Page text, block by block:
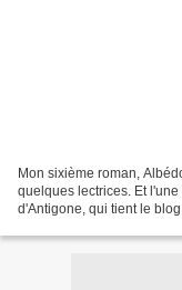
Mon sixième roman,
quelques lectrices. Et
d'Antigone, qui tient le